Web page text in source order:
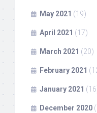
May 2021 (19)
April 2021 (17)
March 2021 (20)
February 2021
January 2021
December 2020